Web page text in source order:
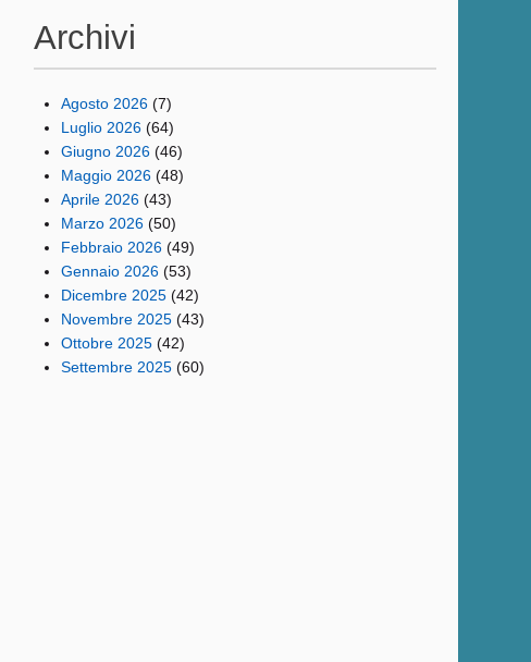
Archivi
Agosto 2026 (7)
Luglio 2026 (64)
Giugno 2026 (46)
Maggio 2026 (48)
Aprile 2026 (43)
Marzo 2026 (50)
Febbraio 2026 (49)
Gennaio 2026 (53)
Dicembre 2025 (42)
Novembre 2025 (43)
Ottobre 2025 (42)
Settembre 2025 (60)